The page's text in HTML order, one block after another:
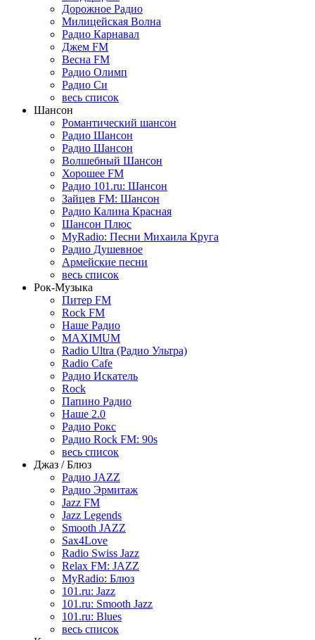
Дорожное Радио
Милицейская Волна
Радио Карнавал
Джем FM
Весна FM
Радио Олимп
Радио Си
весь список
Шансон
Романтический шансон
Радио Шансон
Радио Шансон
Волшебный Шансон
Хорошее FM
Радио 101.ru: Шансон
Зайцев FM: Шансон
Радио Калина Красная
Шансон Плюс
MyRadio: Песни Михаила Круга
Радио Душевное
Армейские песни
весь список
Рок-Музыка
Питер FM
Rock FM
Наше Радио
MAXIMUM
Radio Ultra (Радио Ультра)
Radio Cafe
Радио Искатель
Rock
Папино Радио
Наше 2.0
Радио Рокс
Радио Rock FM: 90s
весь список
Джаз / Блюз
Радио JAZZ
Радио Эрмитаж
Jazz FM
Jazz Legends
Smooth JAZZ
Sax4Love
Radio Swiss Jazz
Relax FM: JAZZ
MyRadio: Блюз
101.ru: Jazz
101.ru: Smooth Jazz
101.ru: Blues
весь список